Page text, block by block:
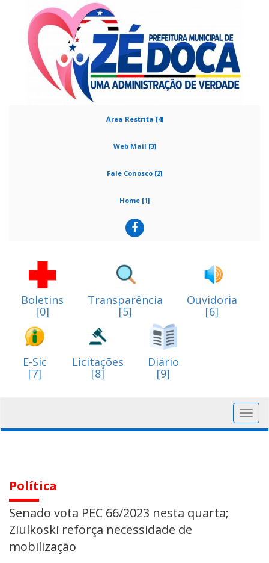
Área Restrita [4]
Web Mail [3]
Fale Conosco [2]
Home [1]
Boletins
[0]
Transparência
[5]
Ouvidoria
[6]
E-Sic
[7]
Licitações
[8]
Diário
[9]
Política
Senado vota PEC 66/2023 nesta quarta;
Ziulkoski reforça necessidade de
mobilização